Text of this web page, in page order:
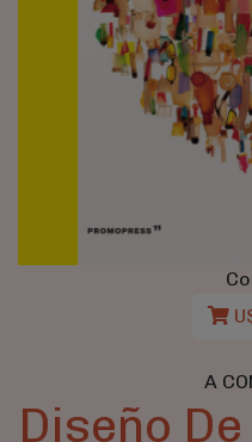
A
Diseño